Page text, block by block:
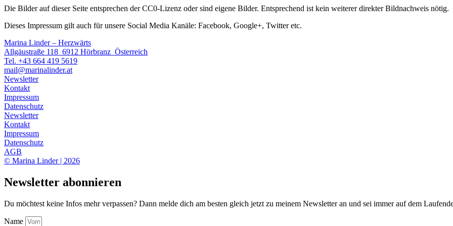
Die Bilder auf dieser Seite entsprechen der CC0-Lizenz oder sind eigene Bilder. Entsprechend ist kein weiterer direkter Bildnachweis nötig.
Dieses Impressum gilt auch für unsere Social Media Kanäle: Facebook, Google+, Twitter etc.
Marina Linder – Herzwärts
Allgäustraße 118 6912 Hörbranz Österreich
Tel. +43 664 419 5619
mail@marinalinder.at
Newsletter
Kontakt
Impressum
Datenschutz
Newsletter
Kontakt
Impressum
Datenschutz
AGB
© Marina Linder | 2026
Newsletter abonnieren
Du möchtest keine Infos mehr verpassen? Dann melde dich am besten gleich jetzt zu meinem Newsletter an und sei immer auf dem
Name